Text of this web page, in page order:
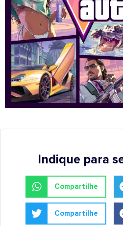
Indique para
Compartilhe
Compartilhe